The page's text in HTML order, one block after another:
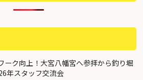
ーク向上！大宮八幡宮へ参拝から釣り堀
年スタッフ交流会